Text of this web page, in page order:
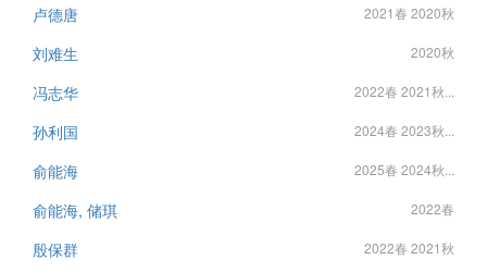
卢德唐 2021春 2020秋
刘难生 2020秋
冯志华 2022春 2021秋...
孙利国 2024春 2023秋...
俞能海 2025春 2024秋...
俞能海, 储琪 2022春
殷保群 2022春 2021秋